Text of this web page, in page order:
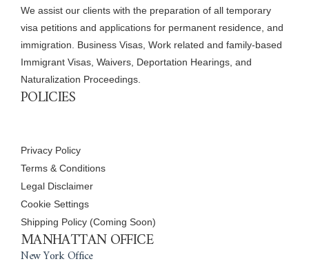
We assist our clients with the preparation of all temporary
visa petitions and applications for permanent residence, and
immigration. Business Visas, Work related and family-based
Immigrant Visas, Waivers, Deportation Hearings, and
Naturalization Proceedings.
POLICIES
Privacy Policy
Terms & Conditions
Legal Disclaimer
Cookie Settings
Shipping Policy (Coming Soon)
MANHATTAN OFFICE
New York Office